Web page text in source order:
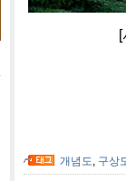
[사진]소구
개념도, 구상